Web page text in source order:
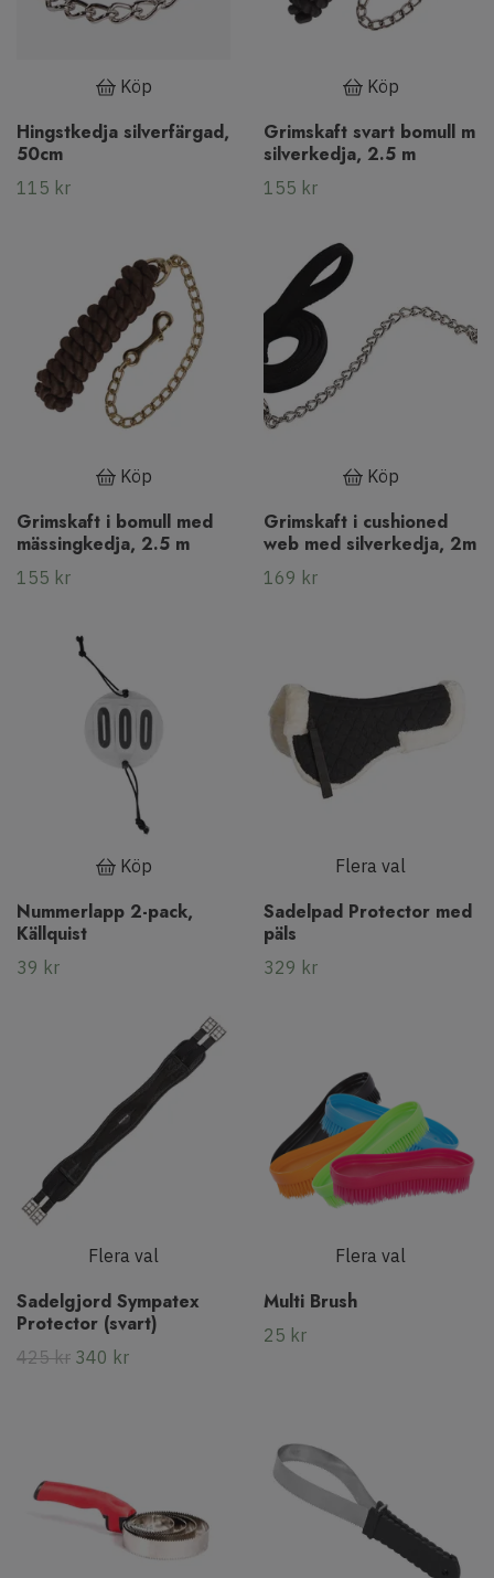
Köp
Hingstkedja silverfärgad,
50cm
115 kr
Köp
Grimskaft svart bomull m
silverkedja, 2.5 m
155 kr
Köp
Grimskaft i bomull med
mässingkedja, 2.5 m
155 kr
Köp
Grimskaft i cushioned
web med silverkedja, 2m
169 kr
Köp
Nummerlapp 2-pack,
Källquist
39 kr
Flera val
Sadelpad Protector med
päls
329 kr
Flera val
Sadelgjord Sympatex
Protector (svart)
425 kr 340 kr
Flera val
Multi Brush
25 kr